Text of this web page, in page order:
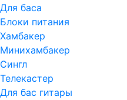
Для баса
Блоки питания
Хамбакер
Минихамбакер
Сингл
Телекастер
Для бас гитары